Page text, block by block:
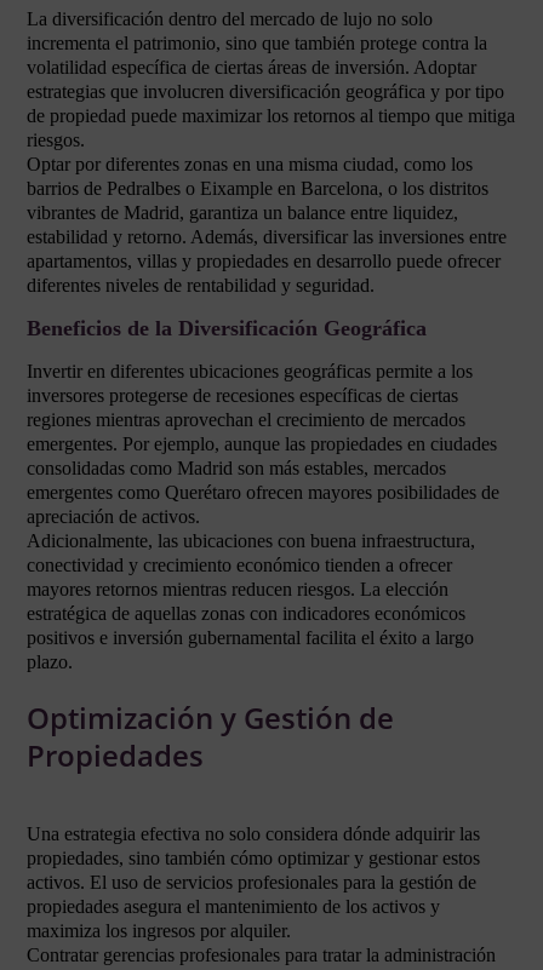
La diversificación dentro del mercado de lujo no solo
incrementa el patrimonio, sino que también protege contra la
volatilidad específica de ciertas áreas de inversión. Adoptar
estrategias que involucren diversificación geográfica y por tipo
de propiedad puede maximizar los retornos al tiempo que mitiga
riesgos.
Optar por diferentes zonas en una misma ciudad, como los
barrios de Pedralbes o Eixample en Barcelona, o los distritos
vibrantes de Madrid, garantiza un balance entre liquidez,
estabilidad y retorno. Además, diversificar las inversiones entre
apartamentos, villas y propiedades en desarrollo puede ofrecer
diferentes niveles de rentabilidad y seguridad.
Beneficios de la Diversificación Geográfica
Invertir en diferentes ubicaciones geográficas permite a los
inversores protegerse de recesiones específicas de ciertas
regiones mientras aprovechan el crecimiento de mercados
emergentes. Por ejemplo, aunque las propiedades en ciudades
consolidadas como Madrid son más estables, mercados
emergentes como Querétaro ofrecen mayores posibilidades de
apreciación de activos.
Adicionalmente, las ubicaciones con buena infraestructura,
conectividad y crecimiento económico tienden a ofrecer
mayores retornos mientras reducen riesgos. La elección
estratégica de aquellas zonas con indicadores económicos
positivos e inversión gubernamental facilita el éxito a largo
plazo.
Optimización y Gestión de
Propiedades
Una estrategia efectiva no solo considera dónde adquirir las
propiedades, sino también cómo optimizar y gestionar estos
activos. El uso de servicios profesionales para la gestión de
propiedades asegura el mantenimiento de los activos y
maximiza los ingresos por alquiler.
Contratar gerencias profesionales para tratar la administración